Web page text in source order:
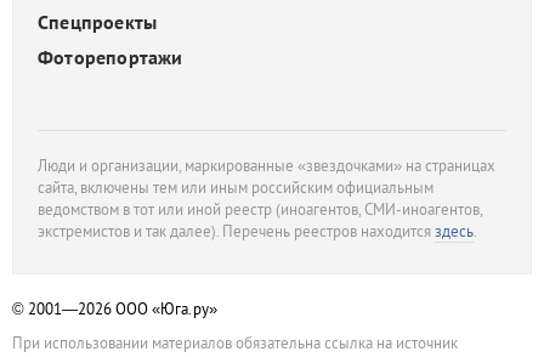
Спецпроекты
Фоторепортажи
Люди и организации, маркированные «звездочками» на страницах
сайта, включены тем или иным российским официальным
ведомством в тот или иной реестр (иноагентов, СМИ-иноагентов,
экстремистов и так далее). Перечень реестров находитсяздесь.
© 2001—2026ООО «Юга.ру»
При использовании материалов обязательна ссылка на источник